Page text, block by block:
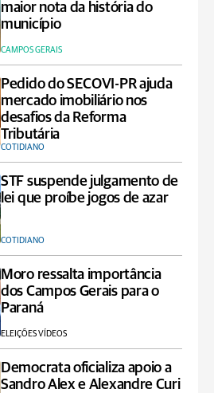
maior nota da história do
município
CAMPOS GERAIS
Pedido do SECOVI-PR ajuda
mercado imobiliário nos
desafios da Reforma
Tributária
COTIDIANO
STF suspende julgamento de
lei que proíbe jogos de azar
COTIDIANO
Moro ressalta importância
dos Campos Gerais para o
Paraná
ELEIÇÕES VÍDEOS
Democrata oficializa apoio a
Sandro Alex e Alexandre Curi